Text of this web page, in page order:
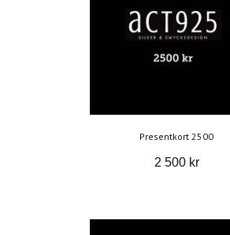
Presentkort 2500
2 500 kr